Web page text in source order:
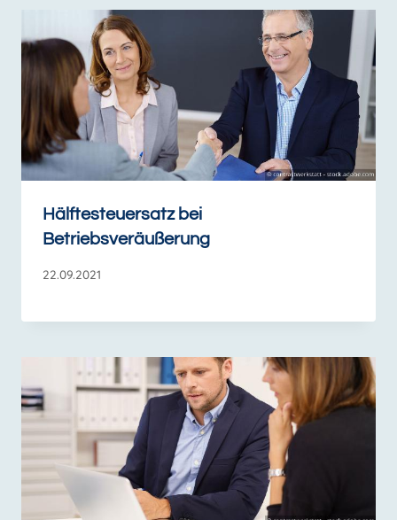
Hälftesteuersatz bei
Betriebsveräußerung
22.09.2021